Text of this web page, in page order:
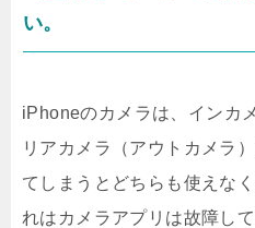
い。
iPhoneのカメラは、インカ
リアカメラ（アウトカメラ
てしまうとどちらも使えな
れはカメラアプリは故障し